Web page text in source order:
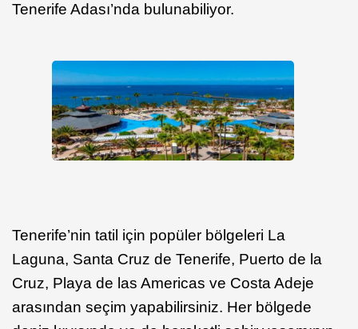
Tenerife Adası’nda bulunabiliyor.
Tenerife’nin tatil için popüler bölgeleri La
Laguna, Santa Cruz de Tenerife, Puerto de la
Cruz, Playa de las Americas ve Costa Adeje
arasından seçim yapabilirsiniz. Her bölgede